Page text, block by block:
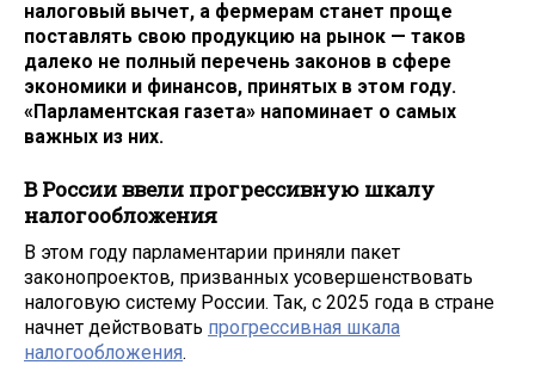
налоговый вычет, а фермерам станет проще
поставлять свою продукцию на рынок — таков
далеко не полный перечень законов в сфере
экономики и финансов, принятых в этом году.
«Парламентская газета» напоминает о самых
важных из них.
В России ввели прогрессивную шкалу
налогообложения
В этом году парламентарии приняли пакет
законопроектов, призванных усовершенствовать
налоговую систему России. Так, с 2025 года в стране
начнет действовать прогрессивная шкала
налогообложения.